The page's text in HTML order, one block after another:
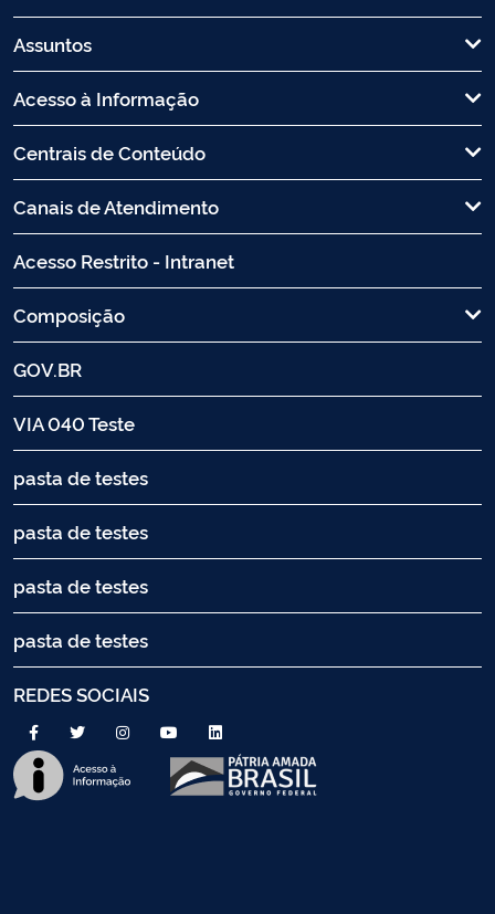
Assuntos
Acesso à Informação
Centrais de Conteúdo
Canais de Atendimento
Acesso Restrito - Intranet
Composição
GOV.BR
VIA 040 Teste
pasta de testes
pasta de testes
pasta de testes
pasta de testes
REDES SOCIAIS